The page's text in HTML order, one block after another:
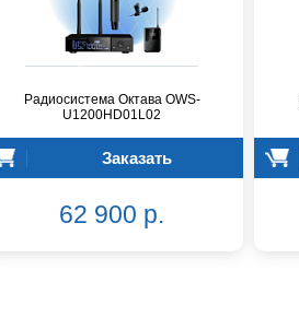
Радиосистема Октава OWS-
U1200HD01L02
Заказать
62 900 р.